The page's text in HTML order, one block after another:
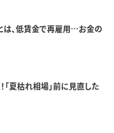
は、低賃金で再雇用…お金の
夏枯れ相場」前に見直した